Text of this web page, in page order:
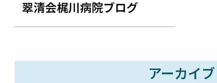
翠清会梶川病院ブログ
アーカイブ